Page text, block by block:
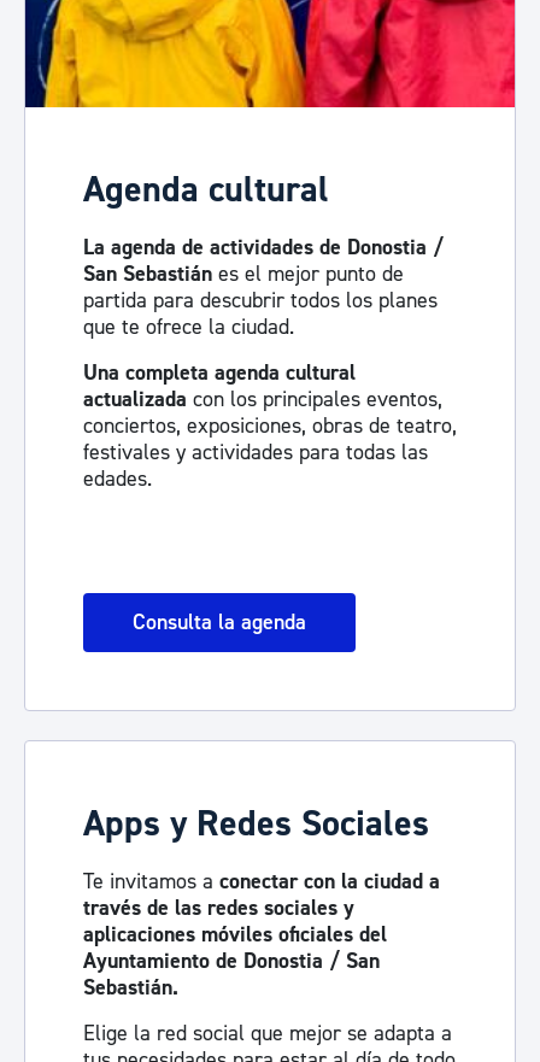
Agenda cultural
La agenda de actividades de Donostia /
San Sebastián es el mejor punto de
partida para descubrir todos los planes
que te ofrece la ciudad.
Una completa agenda cultural
actualizada con los principales eventos,
conciertos, exposiciones, obras de teatro,
festivales y actividades para todas las
edades.
Consulta la agenda
Apps y Redes Sociales
Te invitamos a conectar con la ciudad a
través de las redes sociales y
aplicaciones móviles oficiales del
Ayuntamiento de Donostia / San
Sebastián.
Elige la red social que mejor se adapta a